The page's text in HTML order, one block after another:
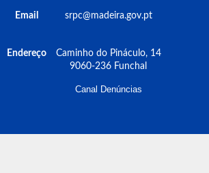
Email
Endereço
srpc@madeira.gov.pt
Caminho do Pináculo, 14
9060-236 Funchal
Canal Denúncias